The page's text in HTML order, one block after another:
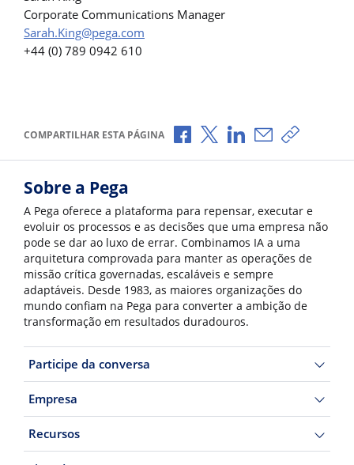
Corporate Communications Manager
Sarah.King@pega.com
+44 (0) 789 0942 610
COMPARTILHAR ESTA PÁGINA Compartilhar no Facebook
Compartilhar no X
Compartilhar no
Compartilhar
Copiar
Sobre a Pega
A Pega oferece a plataforma para repensar, executar e
evoluir os processos e as decisões que uma empresa não
pode se dar ao luxo de errar. Combinamos IA a uma
arquitetura comprovada para manter as operações de
missão crítica governadas, escaláveis e sempre
adaptáveis. Desde 1983, as maiores organizações do
mundo confiam na Pega para converter a ambição de
transformação em resultados duradouros.
Participe da conversa
Empresa
Recursos